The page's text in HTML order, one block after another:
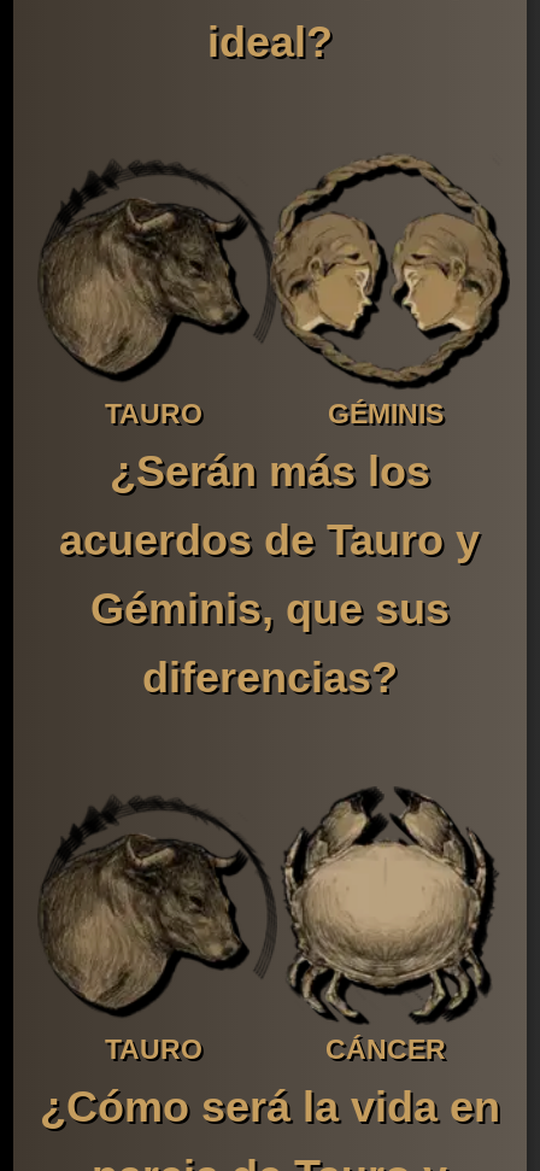
ideal?
TAURO GÉMINIS
¿Serán más los
acuerdos de Tauro y
Géminis, que sus
diferencias?
TAURO CÁNCER
¿Cómo será la vida en